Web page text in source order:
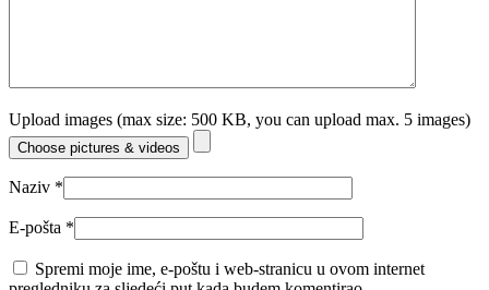
Upload images (max size: 500 KB, you can upload max. 5 images)
Choose pictures & videos
Naziv *
E-pošta *
Spremi moje ime, e-poštu i web-stranicu u ovom internet